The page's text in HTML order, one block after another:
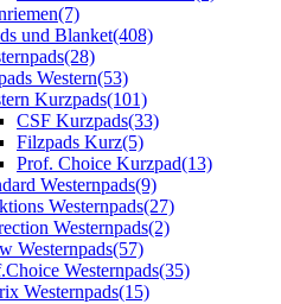
(7)
und Blanket(408)
(28)
Western(53)
Kurzpads(101)
CSF Kurzpads(33)
Filzpads Kurz(5)
Prof. Choice Kurzpad(13)
Westernpads(9)
Westernpads(27)
Westernpads(2)
Westernpads(57)
Westernpads(35)
Westernpads(15)